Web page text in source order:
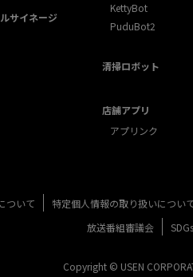
サイネージ
KettyBot
PuduBot2
清掃ロボット
店舗アプリ
アプリンク
ついて 特定個人情報の取り扱いについ
放送番組審議会
Copyright © USEN